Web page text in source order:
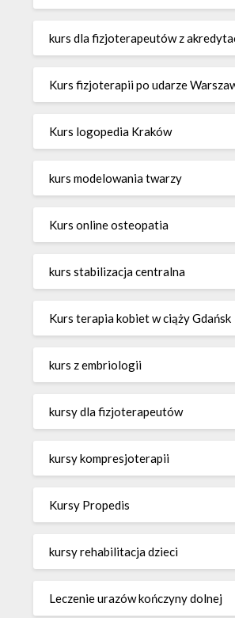
kurs dla fizjoterapeutów z
Kurs fizjoterapii po udarze
Kurs logopedia Kraków
kurs modelowania twarzy
Kurs online osteopatia
kurs stabilizacja centralna
Kurs terapia kobiet w ciąży Gdańsk
kurs z embriologii
kursy dla fizjoterapeutów
kursy kompresjoterapii
Kursy Propedis
kursy rehabilitacja dzieci
Leczenie urazów kończyny dolnej